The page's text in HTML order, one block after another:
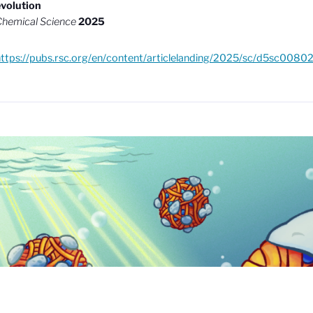
Science2025
pubs.rsc.org/en/content/articlelanding/2025/sc/